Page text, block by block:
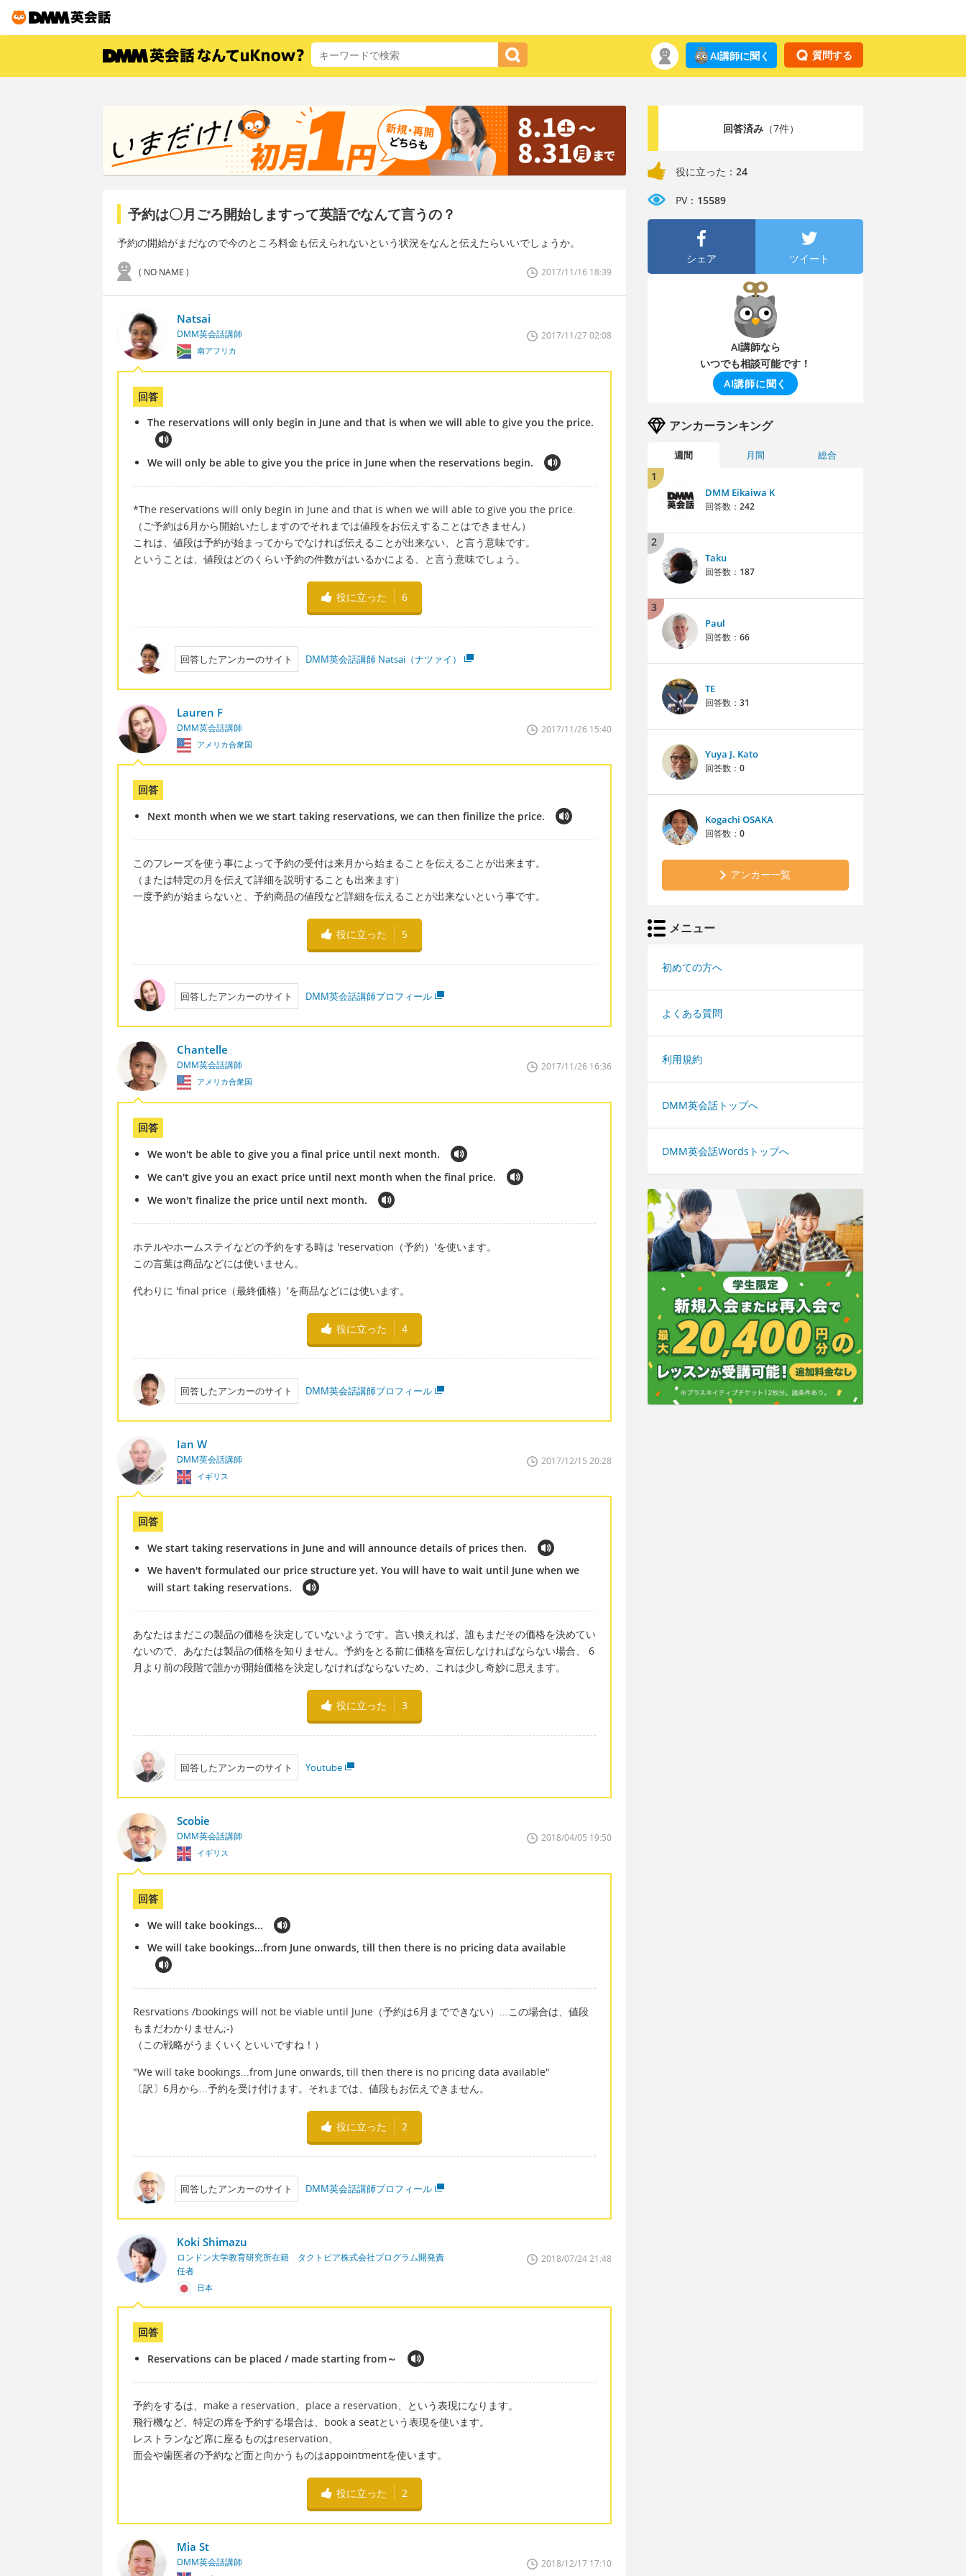
質問する
AI講師に聞く
予約は〇月ごろ開始しますって英語でなんて言うの？
予約の開始がまだなので今のところ料金も伝えられないという状況をなんと伝えたらいいでしょうか。
( NO NAME ) 2017/11/16 18:39
Natsai
DMM英会話講師
南アフリカ
2017/11/27 02:08
回答
The reservations will only begin in June and that is when we will able to give you the price.
We will only be able to give you the price in June when the reservations begin.
*The reservations will only begin in June and that is when we will able to give you the price.
（ご予約は6月から開始いたしますのでそれまでは値段をお伝えすることはできません）
これは、値段は予約が始まってからでなければ伝えることが出来ない、と言う意味です。
ということは、値段はどのくらい予約の件数がはいるかによる、と言う意味でしょう。
役に立った 6
回答したアンカーのサイト DMM英会話講師 Natsai（ナツァイ）
Lauren F
DMM英会話講師
アメリカ合衆国
2017/11/26 15:40
回答
Next month when we we start taking reservations, we can then finilize the price.
このフレーズを使う事によって予約の受付は来月から始まることを伝えることが出来ます。
（または特定の月を伝えて詳細を説明することも出来ます）
一度予約が始まらないと、予約商品の値段など詳細を伝えることが出来ないという事です。
役に立った 5
回答したアンカーのサイト DMM英会話講師プロフィール
Chantelle
DMM英会話講師
アメリカ合衆国
2017/11/26 16:36
回答
We won't be able to give you a final price until next month.
We can't give you an exact price until next month when the final price.
We won't finalize the price until next month.
ホテルやホームステイなどの予約をする時は 'reservation（予約）'を使います。
この言葉は商品などには使いません。
代わりに 'final price（最終価格）'を商品などには使います。
役に立った 4
回答したアンカーのサイト DMM英会話講師プロフィール
Ian W
DMM英会話講師
イギリス
2017/12/15 20:28
回答
We start taking reservations in June and will announce details of prices then.
We haven't formulated our price structure yet. You will have to wait until June when we
will start taking reservations.
あなたはまだこの製品の価格を決定していないようです。言い換えれば、誰もまだその価格を決めてい
ないので、あなたは製品の価格を知りません。予約をとる前に価格を宣伝しなければならない場合、 6
月より前の段階で誰かが開始価格を決定しなければならないため、これは少し奇妙に思えます。
役に立った 3
回答したアンカーのサイト Youtube
Scobie
DMM英会話講師
イギリス
2018/04/05 19:50
回答
We will take bookings...
We will take bookings...from June onwards, till then there is no pricing data available
Resrvations /bookings will not be viable until June（予約は6月までできない）...この場合は、値段
もまだわかりません;-)
（この戦略がうまくいくといいですね！）
"We will take bookings...from June onwards, till then there is no pricing data available"
〔訳〕6月から...予約を受け付けます。それまでは、値段もお伝えできません。
役に立った 2
回答したアンカーのサイト DMM英会話講師プロフィール
Koki Shimazu
ロンドン大学教育研究所在籍 タクトピア株式会社プログラム開発責
任者
日本
2018/07/24 21:48
回答
Reservations can be placed / made starting from～
予約をするは、make a reservation、place a reservation、という表現になります。
飛行機など、特定の席を予約する場合は、book a seatという表現を使います。
レストランなど席に座るものはreservation、
面会や歯医者の予約など面と向かうものはappointmentを使います。
役に立った 2
Mia St
DMM英会話講師 2018/12/17 17:10
回答済み（7件）
役に立った： 24
PV： 15589
シェア ツイート
AI講師なら
いつでも相談可能です！
AI講師に聞く
アンカーランキング
週間 月間 総合
1
DMM Eikaiwa K
回答数： 242
2
Taku
回答数： 187
3
Paul
回答数： 66
TE
回答数： 31
Yuya J. Kato
回答数： 0
Kogachi OSAKA
回答数： 0
アンカー一覧
メニュー
初めての方へ
よくある質問
利用規約
DMM英会話トップへ
DMM英会話Wordsトップへ